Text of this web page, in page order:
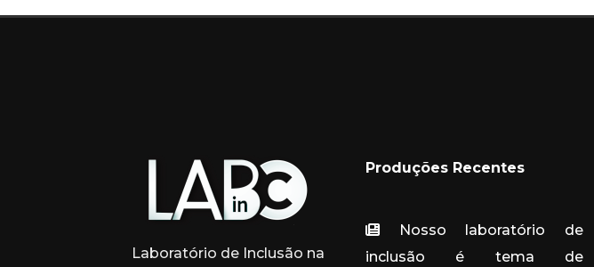
Laboratório de Inclusão na
Produções Recentes
Nosso laboratório de
inclusão é tema de